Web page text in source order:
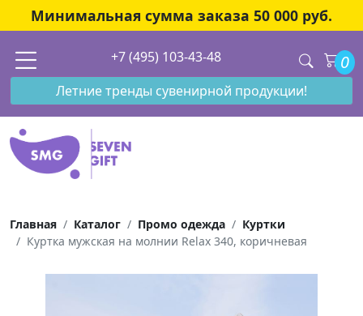
Минимальная сумма заказа 50 000 руб.
+7 (495) 103-43-48 0
Летние тренды сувенирной продукции!
Главная Каталог Промо одежда
Куртки
Куртка мужская на молнии Relax 340, коричневая